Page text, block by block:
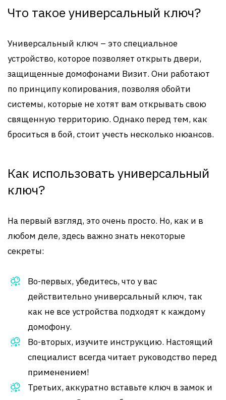
Что такое универсальный ключ?
Универсальный ключ – это специальное
устройство, которое позволяет открыть двери,
защищенные домофонами Визит. Они работают
по принципу копирования, позволяя обойти
системы, которые не хотят вам открывать свою
священную территорию. Однако перед тем, как
броситься в бой, стоит учесть несколько нюансов.
Как использовать универсальный
ключ?
На первый взгляд, это очень просто. Но, как и в
любом деле, здесь важно знать некоторые
секреты:
Во-первых, убедитесь, что у вас
действительно универсальный ключ, так
как не все устройства подходят к каждому
домофону.
Во-вторых, изучите инструкцию. Настоящий
специалист всегда читает руководство перед
применением!
Третьих, аккуратно вставьте ключ в замок и